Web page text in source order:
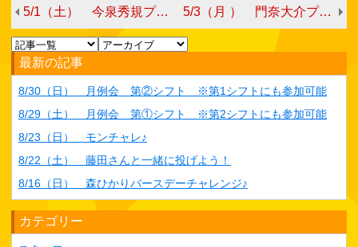
5/1（土） 今泉秀規プロチャレンジ 5/3（月 ） 門奈大介プロチャレンジ
最新の記事
8/30（日） 月例会 第②シフト ※第1シフトにも参加可能
8/29（土） 月例会 第①シフト ※第2シフトにも参加可能
8/23（日） モンチャレ♪
8/22（土） 藤田さんと一緒に投げよう！
8/16（日） 森ひかりバースデーチャレンジ♪
カテゴリー